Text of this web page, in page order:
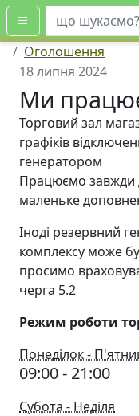
шукати
Оголошення
18 липня 2024
Ми
Торговий зал
графіків
генератором
Працюємо завжди
маленьке
Іноді резервний
комплексу може
просимо
черга 5.2
Режим роботи
Понеділок -
09:00 - 21:00
Субота - Неділя